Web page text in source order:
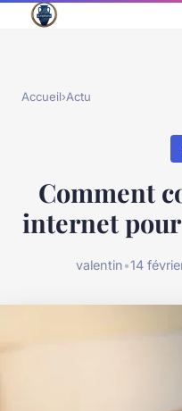
Accueil›Actu
Comment
internet
valentin•14